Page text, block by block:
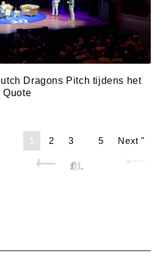
Dragons Pitch tijdens het
Quote
1 2 3 5
Next "